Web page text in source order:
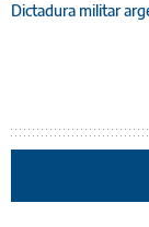
Dictadura militar